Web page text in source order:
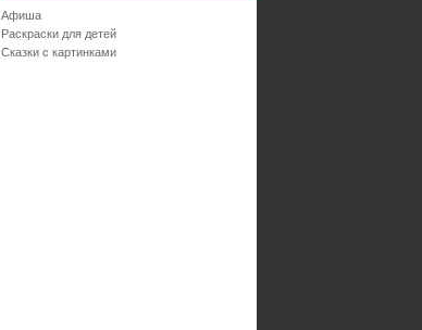
Афиша
Раскраски для детей
Сказки с картинками